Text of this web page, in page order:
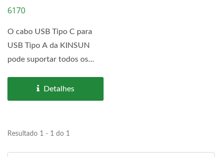
6170
O cabo USB Tipo C para
USB Tipo A da KINSUN
pode suportar todos os
Detalhes
Resultado 1 - 1 do 1